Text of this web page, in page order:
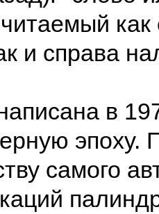
как
и справа
в
эпоху.
самого